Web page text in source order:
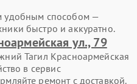
удобным способом —
быстро и аккуратно.
ул., 79
Тагил Красноармейская
в сервис
ремонт с доставкой.